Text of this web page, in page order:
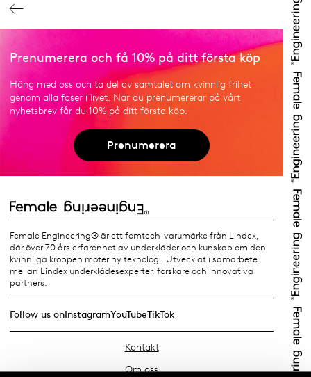
Prenumerera och få 10% på ditt första köp
Häng med oss och ta del av samtalet om kvinnlig frihet
genom alla faser i livet. När du prenumererar på vårt
nyhetsbrev får du 10% på ditt första köp.
Prenumerera
Female Engineering® är ett femtech-varumärke från Lindex,
där över 70 års erfarenhet av underkläder och kunskap om den
kvinnliga kroppen möter ny teknologi. Utvecklat i samarbete
mellan Lindex underklädesexperter, forskare och innovativa
partners.
Follow us onInstagramYouTubeTikTok
Kontakt
Om oss